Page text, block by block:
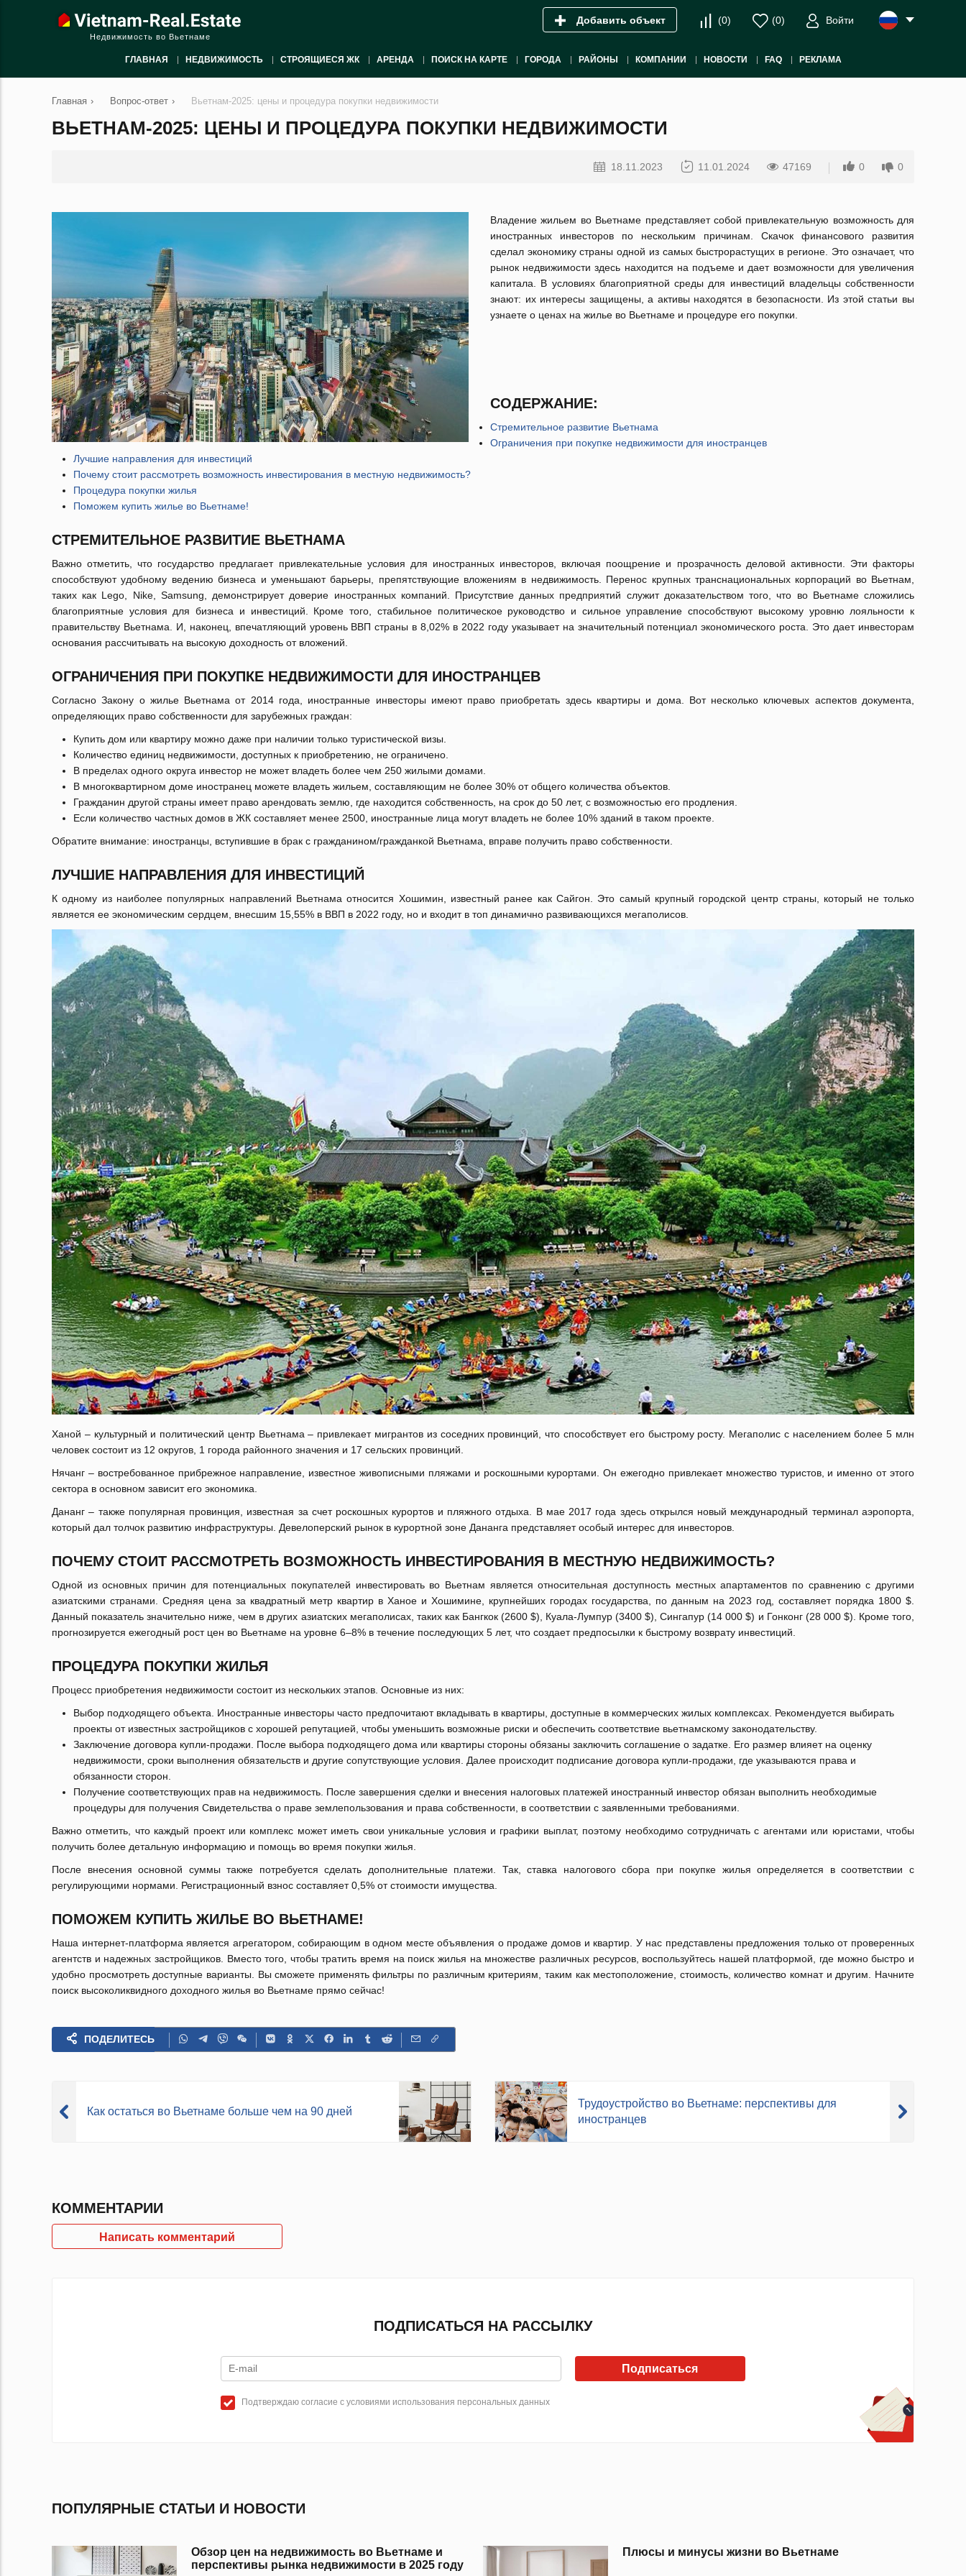
Недвижимость во Вьетнаме
Добавить объект (0) (0) Войти
ГЛАВНАЯ НЕДВИЖИМОСТЬ СТРОЯЩИЕСЯ ЖК АРЕНДА ПОИСК НА КАРТЕ ГОРОДА РАЙОНЫ КОМПАНИИ НОВОСТИ FAQ РЕКЛАМА
Главная › Вопрос-ответ › Вьетнам-2025: цены и процедура покупки недвижимости
ВЬЕТНАМ-2025: ЦЕНЫ И ПРОЦЕДУРА ПОКУПКИ НЕДВИЖИМОСТИ
18.11.2023 11.01.2024 47169 0 0
Владение жильем во Вьетнаме представляет собой привлекательную возможность для
иностранных инвесторов по нескольким причинам. Скачок финансового развития
сделал экономику страны одной из самых быстрорастущих в регионе. Это означает, что
рынок недвижимости здесь находится на подъеме и дает возможности для увеличения
капитала. В условиях благоприятной среды для инвестиций владельцы собственности
знают: их интересы защищены, а активы находятся в безопасности. Из этой статьи вы
узнаете о ценах на жилье во Вьетнаме и процедуре его покупки.
СОДЕРЖАНИЕ:
Стремительное развитие Вьетнама
Ограничения при покупке недвижимости для иностранцев
Лучшие направления для инвестиций
Почему стоит рассмотреть возможность инвестирования в местную недвижимость?
Процедура покупки жилья
Поможем купить жилье во Вьетнаме!
СТРЕМИТЕЛЬНОЕ РАЗВИТИЕ ВЬЕТНАМА
Важно отметить, что государство предлагает привлекательные условия для иностранных инвесторов, включая поощрение и прозрачность деловой активности. Эти факторы
способствуют удобному ведению бизнеса и уменьшают барьеры, препятствующие вложениям в недвижимость. Перенос крупных транснациональных корпораций во Вьетнам,
таких как Lego, Nike, Samsung, демонстрирует доверие иностранных компаний. Присутствие данных предприятий служит доказательством того, что во Вьетнаме сложились
благоприятные условия для бизнеса и инвестиций. Кроме того, стабильное политическое руководство и сильное управление способствуют высокому уровню лояльности к
правительству Вьетнама. И, наконец, впечатляющий уровень ВВП страны в 8,02% в 2022 году указывает на значительный потенциал экономического роста. Это дает инвесторам
основания рассчитывать на высокую доходность от вложений.
ОГРАНИЧЕНИЯ ПРИ ПОКУПКЕ НЕДВИЖИМОСТИ ДЛЯ ИНОСТРАНЦЕВ
Согласно Закону о жилье Вьетнама от 2014 года, иностранные инвесторы имеют право приобретать здесь квартиры и дома. Вот несколько ключевых аспектов документа,
определяющих право собственности для зарубежных граждан:
Купить дом или квартиру можно даже при наличии только туристической визы.
Количество единиц недвижимости, доступных к приобретению, не ограничено.
В пределах одного округа инвестор не может владеть более чем 250 жилыми домами.
В многоквартирном доме иностранец можете владеть жильем, составляющим не более 30% от общего количества объектов.
Гражданин другой страны имеет право арендовать землю, где находится собственность, на срок до 50 лет, с возможностью его продления.
Если количество частных домов в ЖК составляет менее 2500, иностранные лица могут владеть не более 10% зданий в таком проекте.
Обратите внимание: иностранцы, вступившие в брак с гражданином/гражданкой Вьетнама, вправе получить право собственности.
ЛУЧШИЕ НАПРАВЛЕНИЯ ДЛЯ ИНВЕСТИЦИЙ
К одному из наиболее популярных направлений Вьетнама относится Хошимин, известный ранее как Сайгон. Это самый крупный городской центр страны, который не только
является ее экономическим сердцем, внесшим 15,55% в ВВП в 2022 году, но и входит в топ динамично развивающихся мегаполисов.
Ханой – культурный и политический центр Вьетнама – привлекает мигрантов из соседних провинций, что способствует его быстрому росту. Мегаполис с населением более 5 млн
человек состоит из 12 округов, 1 города районного значения и 17 сельских провинций.
Нячанг – востребованное прибрежное направление, известное живописными пляжами и роскошными курортами. Он ежегодно привлекает множество туристов, и именно от этого
сектора в основном зависит его экономика.
Дананг – также популярная провинция, известная за счет роскошных курортов и пляжного отдыха. В мае 2017 года здесь открылся новый международный терминал аэропорта,
который дал толчок развитию инфраструктуры. Девелоперский рынок в курортной зоне Дананга представляет особый интерес для инвесторов.
ПОЧЕМУ СТОИТ РАССМОТРЕТЬ ВОЗМОЖНОСТЬ ИНВЕСТИРОВАНИЯ В МЕСТНУЮ НЕДВИЖИМОСТЬ?
Одной из основных причин для потенциальных покупателей инвестировать во Вьетнам является относительная доступность местных апартаментов по сравнению с другими
азиатскими странами. Средняя цена за квадратный метр квартир в Ханое и Хошимине, крупнейших городах государства, по данным на 2023 год, составляет порядка 1800 $.
Данный показатель значительно ниже, чем в других азиатских мегаполисах, таких как Бангкок (2600 $), Куала-Лумпур (3400 $), Сингапур (14 000 $) и Гонконг (28 000 $). Кроме того,
прогнозируется ежегодный рост цен во Вьетнаме на уровне 6–8% в течение последующих 5 лет, что создает предпосылки к быстрому возврату инвестиций.
ПРОЦЕДУРА ПОКУПКИ ЖИЛЬЯ
Процесс приобретения недвижимости состоит из нескольких этапов. Основные из них:
Выбор подходящего объекта. Иностранные инвесторы часто предпочитают вкладывать в квартиры, доступные в коммерческих жилых комплексах. Рекомендуется выбирать
проекты от известных застройщиков с хорошей репутацией, чтобы уменьшить возможные риски и обеспечить соответствие вьетнамскому законодательству.
Заключение договора купли-продажи. После выбора подходящего дома или квартиры стороны обязаны заключить соглашение о задатке. Его размер влияет на оценку
недвижимости, сроки выполнения обязательств и другие сопутствующие условия. Далее происходит подписание договора купли-продажи, где указываются права и
обязанности сторон.
Получение соответствующих прав на недвижимость. После завершения сделки и внесения налоговых платежей иностранный инвестор обязан выполнить необходимые
процедуры для получения Свидетельства о праве землепользования и права собственности, в соответствии с заявленными требованиями.
Важно отметить, что каждый проект или комплекс может иметь свои уникальные условия и графики выплат, поэтому необходимо сотрудничать с агентами или юристами, чтобы
получить более детальную информацию и помощь во время покупки жилья.
После внесения основной суммы также потребуется сделать дополнительные платежи. Так, ставка налогового сбора при покупке жилья определяется в соответствии с
регулирующими нормами. Регистрационный взнос составляет 0,5% от стоимости имущества.
ПОМОЖЕМ КУПИТЬ ЖИЛЬЕ ВО ВЬЕТНАМЕ!
Наша интернет-платформа является агрегатором, собирающим в одном месте объявления о продаже домов и квартир. У нас представлены предложения только от проверенных
агентств и надежных застройщиков. Вместо того, чтобы тратить время на поиск жилья на множестве различных ресурсов, воспользуйтесь нашей платформой, где можно быстро и
удобно просмотреть доступные варианты. Вы сможете применять фильтры по различным критериям, таким как местоположение, стоимость, количество комнат и другим. Начните
поиск высоколиквидного доходного жилья во Вьетнаме прямо сейчас!
ПОДЕЛИТЕСЬ
Как остаться во Вьетнаме больше чем на 90 дней
Трудоустройство во Вьетнаме: перспективы для
иностранцев
КОММЕНТАРИИ
Написать комментарий
ПОДПИСАТЬСЯ НА РАССЫЛКУ
Подтверждаю согласие с условиями использования персональных данных
Подписаться
ПОПУЛЯРНЫЕ СТАТЬИ И НОВОСТИ
Обзор цен на недвижимость во Вьетнаме и
перспективы рынка недвижимости в 2025 году
Плюсы и минусы жизни во Вьетнаме